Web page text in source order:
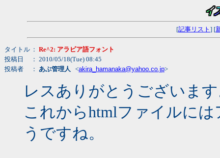
[記事リスト ] [
タイトル ： Re^2: アラビア語フォント
投稿日
： 2010/05/18(Tue) 08:45
投稿者
： あぶ管理人 <akira_hamanaka@yahoo.co.jp>
レスありがとうございま
これからhtmlファイルに
うですね。